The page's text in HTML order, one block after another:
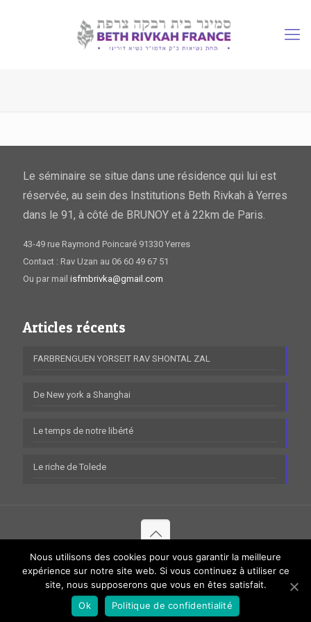
Le séminaire se situe dans une résidence qui lui est
réservée, au sein des Institutions Beth Rivkah à Yerres
dans le 91, à côté de BRUNOY et à 22km de Paris.
43-49 rue Raymond Poincaré 91330 Yerres
Contact : Rav Uzan au 06 60 49 67 51
Ou par mail isfmbrivka@gmail.com
Articles récents
FARBRENGUEN YORSEIT RAV SHONTAL ZAL
De New york a Shanghai
Le temps de notre libérté
Le riche de Tolede
© 2020 Tous droits réservés à Séminaire Beth Rivkah.Mentions
légales|Données personnelles
Nous utilisons des cookies pour vous garantir la meilleure
expérience sur notre site web. Si vous continuez à utiliser ce
site, nous supposerons que vous en êtes satisfait.
Ok
Politique de confidentialité